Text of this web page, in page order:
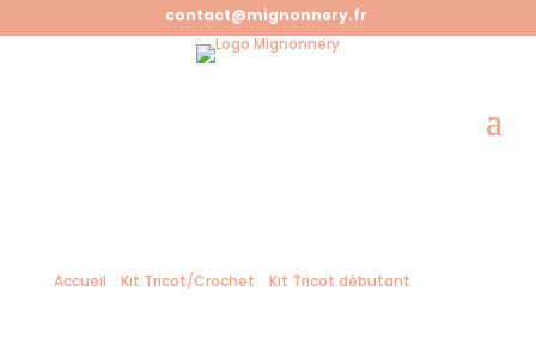
contact@mignonnery.fr
Accueil Kit Tricot/Crochet Kit Tricot débutant
tricot débutant Manteau Bébé Benoit